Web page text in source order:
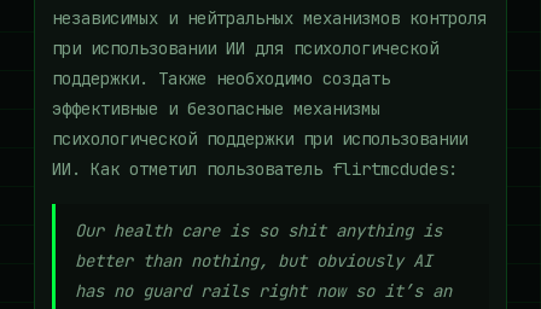
независимых и нейтральных механизмов контроля
при использовании ИИ для психологической
поддержки. Также необходимо создать
эффективные и безопасные механизмы
психологической поддержки при использовании
ИИ. Как отметил пользователь flirtmcdudes:
Our health care is so shit anything is
better than nothing, but obviously AI
has no guard rails right now so it’s an